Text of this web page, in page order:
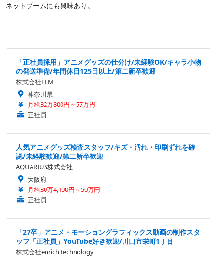
ネットブームにも興味あり。
「正社員採用」アニメグッズの仕分け/未経験OK/キャラ小物
の発送準備/年間休日125日以上/第二新卒歓迎
株式会社ELM
神奈川県
月給32万800円～57万円
正社員
人気アニメグッズ検査スタッフ/キズ・汚れ・印刷ずれを確
認/未経験歓迎/第二新卒歓迎
AQUARIUS株式会社
大阪府
月給30万4,100円～50万円
正社員
「27卒」アニメ・モーショングラフィックス動画の制作スタ
ッフ「正社員」YouTube好き歓迎/川口市栄町1丁目
株式会社enrich technology